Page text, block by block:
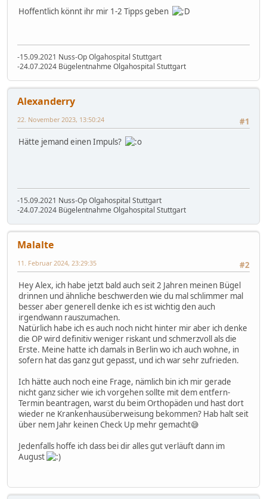
Hoffentlich könnt ihr mir 1-2 Tipps geben
-15.09.2021 Nuss-Op Olgahospital Stuttgart
-24.07.2024 Bügelentnahme Olgahospital Stuttgart
Alexanderry
#1
22. November 2023, 13:50:24
Hätte jemand einen Impuls?
-15.09.2021 Nuss-Op Olgahospital Stuttgart
-24.07.2024 Bügelentnahme Olgahospital Stuttgart
Malalte
#2
11. Februar 2024, 23:29:35
Hey Alex, ich habe jetzt bald auch seit 2 Jahren meinen Bügel
drinnen und ähnliche beschwerden wie du mal schlimmer mal
besser aber generell denke ich es ist wichtig den auch
irgendwann rauszumachen.
Natürlich habe ich es auch noch nicht hinter mir aber ich denke
die OP wird definitiv weniger riskant und schmerzvoll als die
Erste. Meine hatte ich damals in Berlin wo ich auch wohne, in
sofern hat das ganz gut gepasst, und ich war sehr zufrieden.
Ich hätte auch noch eine Frage, nämlich bin ich mir gerade
nicht ganz sicher wie ich vorgehen sollte mit dem entfern-
Termin beantragen, warst du beim Orthopäden und hast dort
wieder ne Krankenhausüberweisung bekommen? Hab halt seit
über nem Jahr keinen Check Up mehr gemacht😅
Jedenfalls hoffe ich dass bei dir alles gut verläuft dann im
August